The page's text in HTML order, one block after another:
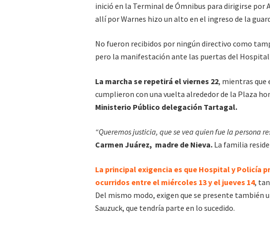
inició en la Terminal de Ómnibus para dirigirse por
allí por Warnes hizo un alto en el ingreso de la
No fueron recibidos por ningún directivo como
pero la manifestación ante las puertas del
La marcha se repetirá el viernes 22, mientras que
cumplieron con una vuelta alrededor de la Plaza
Ministerio Público delegación Tartagal.
“Queremos justicia, que se vea quien fue la persona
Carmen Juárez, madre de Nieva. La familia
La principal exigencia es que Hospital y Policía
ocurridos entre el miércoles 13 y el jueves 14,
Del mismo modo, exigen que se presente también
Sauzuck, que tendría parte en lo sucedido.